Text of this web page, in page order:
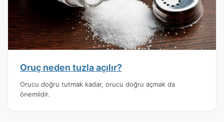
Oruç neden tuzla açılır?
Orucu doğru tutmak kadar, orucu doğru açmak da
önemlidir.